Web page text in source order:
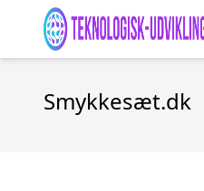
Smykkesæt.dk